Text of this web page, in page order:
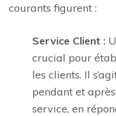
courants figurent :
Service Client :
crucial pour
les clients. Il
pendant et après
service, en